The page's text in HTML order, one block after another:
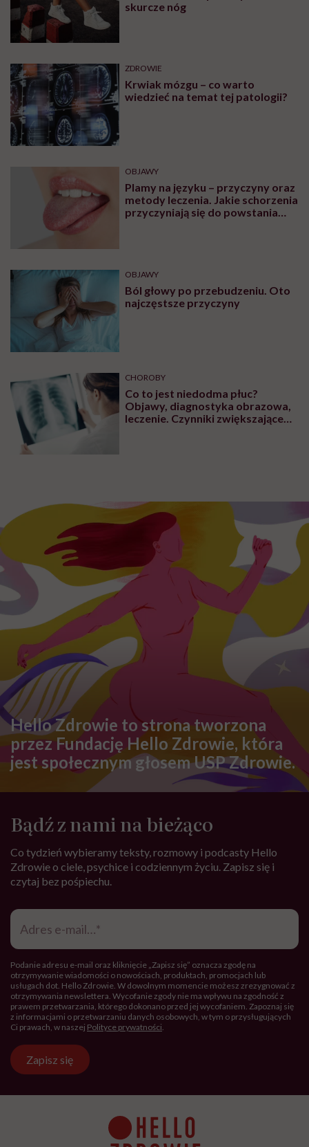
skurcze nóg
ZDROWIE
Krwiak mózgu – co warto
wiedzieć na temat tej patologii?
OBJAWY
Plamy na języku – przyczyny oraz
metody leczenia. Jakie schorzenia
przyczyniają się do powstania
OBJAWY
Ból głowy po przebudzeniu. Oto
najczęstsze przyczyny
CHOROBY
Co to jest niedodma płuc?
Objawy, diagnostyka obrazowa,
leczenie. Czynniki zwiększające
Hello Zdrowie to strona tworzona
przez Fundację Hello Zdrowie, która
jest społecznym głosem USP Zdrowie.
Bądź z nami na bieżąco
Co tydzień wybieramy teksty, rozmowy i podcasty Hello
Zdrowie o ciele, psychice i codziennym życiu. Zapisz się i
czytaj bez pośpiechu.
Adres
mail*
Podanie adresu e-mail oraz kliknięcie „Zapisz się” oznacza zgodę na
otrzymywanie wiadomości o nowościach, produktach, promocjach lub
usługach dot. Hello Zdrowie. W dowolnym momencie możesz zrezygnować z
otrzymywania newslettera. Wycofanie zgody nie ma wpływu na zgodność z
prawem przetwarzania, którego dokonano przed jej wycofaniem. Zapoznaj się
z informacjami o przetwarzaniu danych osobowych, w tym o przysługujących
Ci prawach, w naszej Polityce prywatności.
Zapisz się